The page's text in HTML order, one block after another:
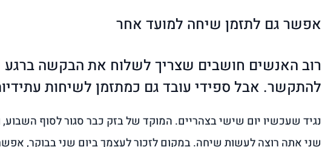
אפשר גם לתזמן שיחה למועד אחר
רוב האנשים חושבים שצריך לשלוח את הבקשה ברגע
להתקשר. אבל ספידי עובד גם כמתזמן לשיחות
נגיד שעכשיו יום שישי בצהריים. המוקד של בזק כבר סגור לסוף השבוע,
שני אתה רוצה לעשות שיחה. במקום לזכור לעצמך ביום שני בבוקר,